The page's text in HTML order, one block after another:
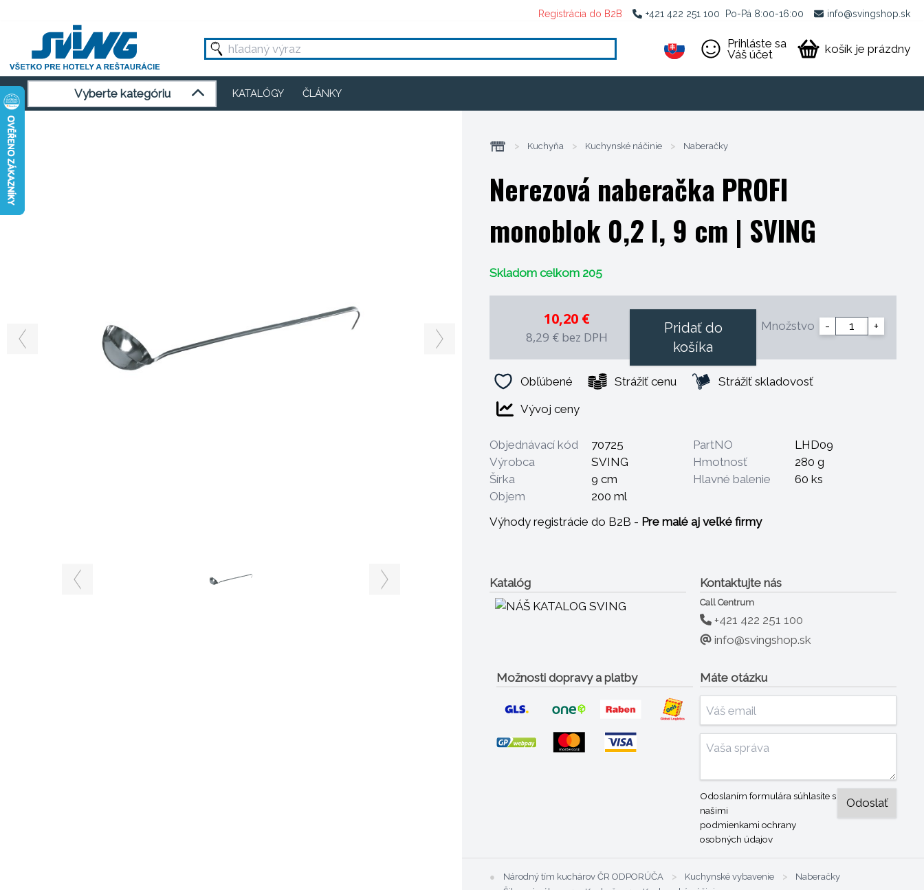
Registrácia do B2B +421 422 251 100 Po-Pá 8:00-16:00 info@svingshop.sk
Prihláste sa
Váš účet
košík je prázdny
Vyberte kategóriu KATALÓGY ČLÁNKY
> Kuchyňa > Kuchynské náčinie > Naberačky
Nerezová naberačka PROFI
monoblok 0,2 l, 9 cm | SVING
Skladom celkom 205
10,20 €
8,29 € bez DPH
Množstvo - +
Pridať do
košíka
Obľúbené Strážiť cenu
Strážiť skladovosť
Vývoj ceny
Objednávací kód 70725 PartNO
LHD09
Výrobca
SVING Hmotnosť
280 g
Šírka
9 cm Hlavné balenie
60 ks
Objem
200 ml
Výhody registrácie do B2B - Pre malé aj veľké firmy
Katalóg Kontaktujte nás
Call Centrum
+421 422 251 100
info@svingshop.sk
Možnosti dopravy a platby Máte otázku
Odoslaním formulára súhlasíte s
našimi
podmienkami ochrany
osobných údajov
● Národný tím kuchárov ČR ODPORÚČA > Kuchynské vybavenie >
Naberačky